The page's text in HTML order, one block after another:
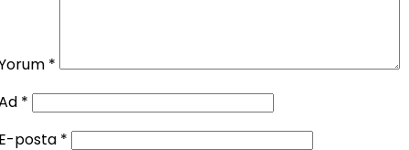
*
*
posta *